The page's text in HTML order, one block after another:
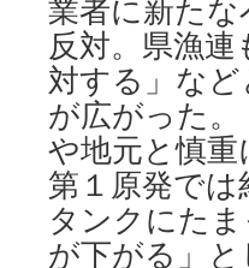
業者に新た
反対。県漁
対する」な
が広がった
や地元と慎
第１原発で
タンクにた
が下がる」